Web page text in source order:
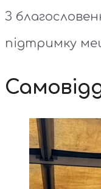
З
підтримку